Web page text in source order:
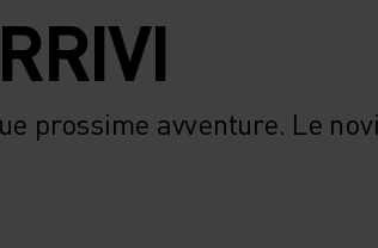
prossime avventure. Le